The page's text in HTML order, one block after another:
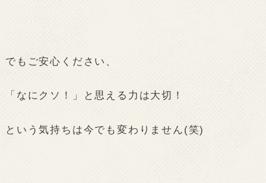
でもご安心ください、
「なにクソ！」と思える力は大切！
という気持ちは今でも変わりません(笑)